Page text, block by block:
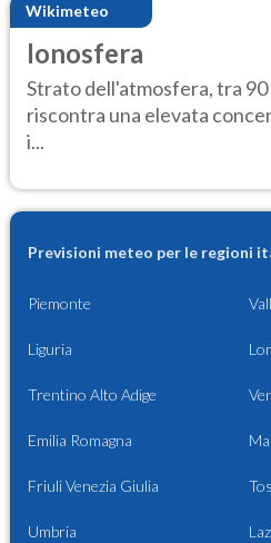
Wikimeteo
Ionosfera
Strato dell'atmosfera, tra 90
riscontra una elevata
i...
Previsioni meteo per le regioni
Piemonte
Liguria
Trentino Alto Adige
Emilia Romagna
Friuli Venezia Giulia
Umbria